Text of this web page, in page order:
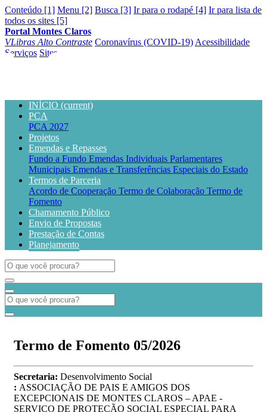
Conteúdo [1] Menu [2] Busca [3] Ir para o rodapé [4] Ir para lista de
todos os sites [5]
Portal Montes Claros
VLibras Alto Contraste Coronavírus (COVID-19) Acessibilidade
Serviços Sites
INÍCIO (current)
PCA
PCA 2027
Projetos
Emendas e Repasses
Fundo a Fundo Emendas Individuais Parlamentares
Municipais Emendas e Transferências Especiais do Estado
Termos de Parceria
Acordo de Cooperação Termo de Colaboração Termo de
Fomento
Chamamento Público
Envio de Propostas
Prestação de Contas
Planejamento
Termo de Fomento 05/2026
Secretaria: Desenvolvimento Social
: ASSOCIAÇÃO DE PAIS E AMIGOS DOS
EXCEPCIONAIS DE MONTES CLAROS – APAE -
SERVIÇO DE PROTEÇÃO SOCIAL ESPECIAL PARA